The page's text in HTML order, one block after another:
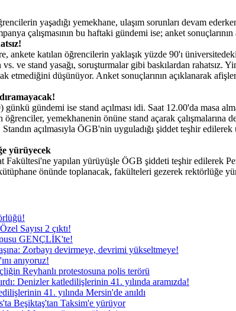
yaşadığı yemekhane, ulaşım sorunları devam
çalışmasının bu haftaki gündemi ise; anket
ankete katılan öğrencilerin yaklaşık yüzde 90'ı
vs. ve stand yasağı, soruşturmalar gibi baskılardan
etmediğini düşünüyor. Anket sonuçlarının açıklanarak
gündemi ise stand açılması idi. Saat 12.00'da masa
öğrenciler, yemekhanenin önüne stand açarak
açılmasıyla ÖGB'nin uyguladığı şiddet teşhir
yürüyecek
Fakültesi'ne yapılan yürüyüşle ÖGB şiddeti teşhir edilerek
önünde toplanacak, fakülteleri gezerek rektörlüğe
Sayısı 2 çıktı!
GENÇLİK'te!
Zorbayı devirmeye, devrimi yükseltmeye!
anıyoruz!
Reyhanlı protestosuna polis terörü
Denizler katledilişlerinin 41. yılında aramızda!
41. yılında Mersin'de anıldı
Beşiktaş'tan Taksim'e yürüyor